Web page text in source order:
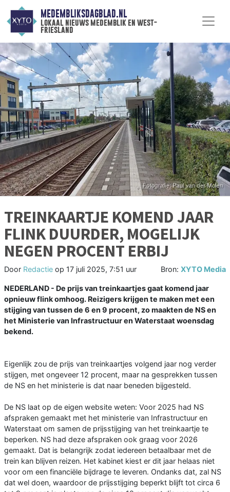
MEDEMBLIKSDAGBLAD.NL
lokaal nieuws medemblik en west-
friesland
TREINKAARTJE KOMEND JAAR
FLINK DUURDER, MOGELIJK
NEGEN PROCENT ERBIJ
Door Redactie op 17 juli 2025, 7:51 uur Bron: XYTO Media
NEDERLAND - De prijs van treinkaartjes gaat komend jaar
opnieuw flink omhoog. Reizigers krijgen te maken met een
stijging van tussen de 6 en 9 procent, zo maakten de NS en
het Ministerie van Infrastructuur en Waterstaat woensdag
bekend.
Eigenlijk zou de prijs van treinkaartjes volgend jaar nog verder
stijgen, met ongeveer 12 procent, maar na gesprekken tussen
de NS en het ministerie is dat naar beneden bijgesteld.
De NS laat op de eigen website weten: Voor 2025 had NS
afspraken gemaakt met het ministerie van Infrastructuur en
Waterstaat om samen de prijsstijging van het treinkaartje te
beperken. NS had deze afspraken ook graag voor 2026
gemaakt. Dat is belangrijk zodat iedereen betaalbaar met de
trein kan blijven reizen. Het kabinet kiest er dit jaar helaas niet
voor om een financiële bijdrage te leveren. Ondanks dat, zal NS
dat wel doen, waardoor de prijsstijging beperkt blijft tot circa 6